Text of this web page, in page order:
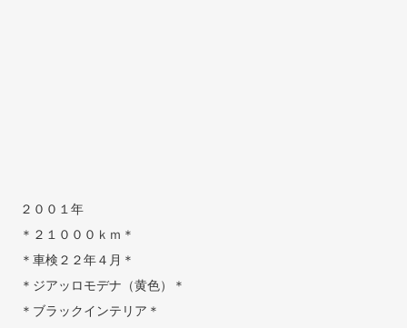
２００１年
＊２１０００ｋｍ＊
＊車検２２年４月＊
＊ジアッロモデナ（黄色）＊
＊ブラックインテリア＊